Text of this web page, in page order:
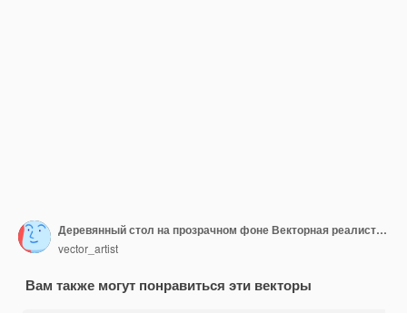
Деревянный стол на прозрачном фоне Векторная реалистичная иллюстрация
vector_artist
Вам также могут понравиться эти векторы